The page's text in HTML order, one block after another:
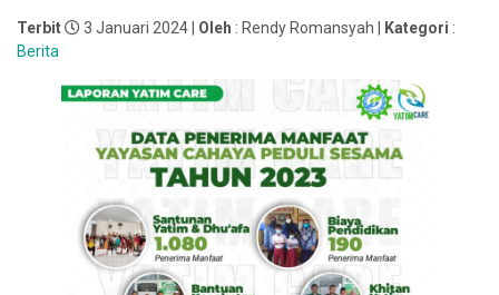
Terbit 3 Januari 2024 | Oleh : Rendy Romansyah | Kategori :
Berita